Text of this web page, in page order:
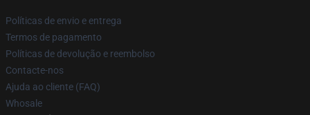
Políticas de envio e entrega
Termos de pagamento
Políticas de devolução e reembolso
Contacte-nos
Ajuda ao cliente (FAQ)
Whosale